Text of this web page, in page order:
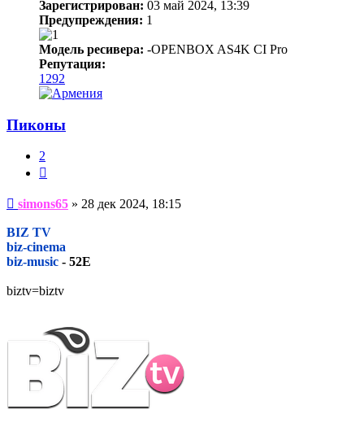
Зарегистрирован: 03 май 2024, 13:39
Предупреждения: 1
Модель ресивера: -OPENBOX AS4K CI Pro
Репутация:
1292
Пиконы
2
Сообщение
simons65 » 28 дек 2024, 18:15
BIZ TV
biz-cinema
biz-music - 52E
biztv=biztv